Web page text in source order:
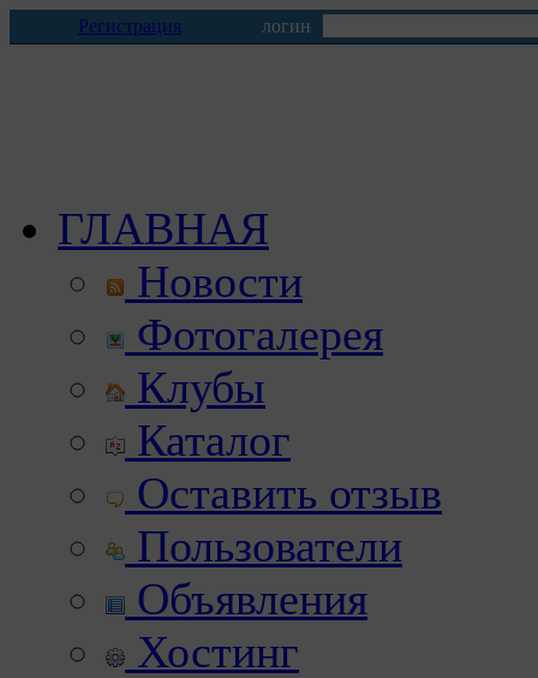
Регистрация логин
ГЛАВНАЯ
Новости
Фотогалерея
Клубы
Каталог
Оставить отзыв
Пользователи
Объявления
Хостинг